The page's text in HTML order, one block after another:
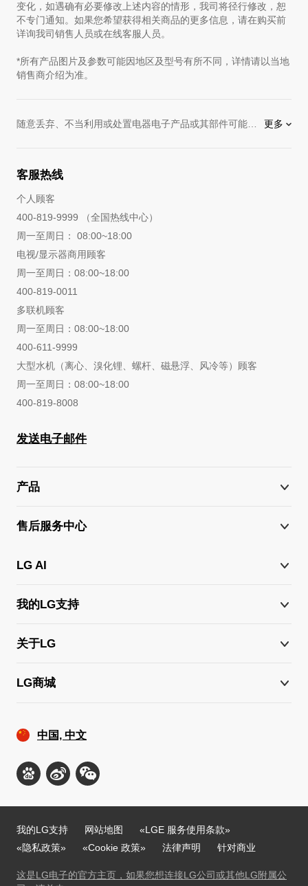
变化，如遇确有必要修改上述内容的情形，我司将径行修改，恕
不专门通知。如果您希望获得相关商品的更多信息，请在购买前
详询我司销售人员或在线客服人员。
*所有产品图片及参数可能因地区及型号有所不同，详情请以当地
销售商介绍为准。
更多
客服热线
个人顾客
400-819-9999 （全国热线中心）
周一至周日： 08:00~18:00
电视/显示器商用顾客
周一至周日：08:00~18:00
400-819-0011
多联机顾客
周一至周日：08:00~18:00
400-611-9999
大型水机（离心、溴化锂、螺杆、磁悬浮、风冷等）顾客
周一至周日：08:00~18:00
400-819-8008
发送电子邮件
产品
售后服务中心
LG AI
我的LG支持
关于LG
LG商城
中国, 中文
我的LG支持 网站地图
«LGE 服务使用条款»
«隐私政策»
«Cookie 政策» 法律声明 针对商业
这是LG电子的官方主页，如果您想连接LG公司或其他LG附属公